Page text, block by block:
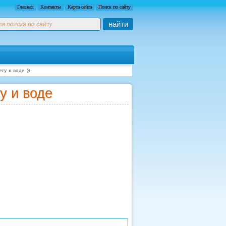
Главная Контакты Карта сайта Поиск по сайту
найти
и воде
и воде